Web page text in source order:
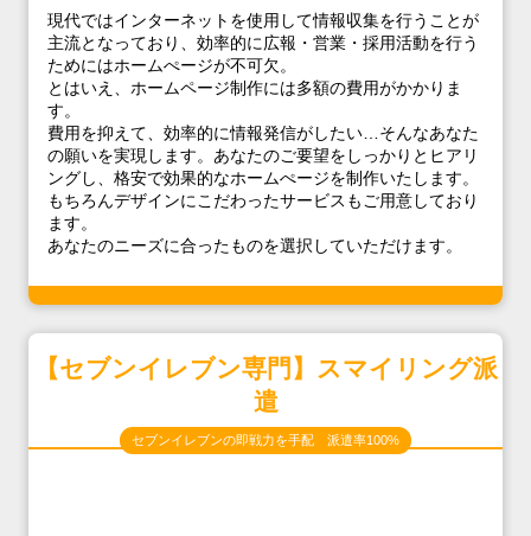
現代ではインターネットを使用して情報収集を行うことが
主流となっており、効率的に広報・営業・採用活動を行う
ためにはホームぺージが不可欠。
とはいえ、ホームページ制作には多額の費用がかかりま
す。
費用を抑えて、効率的に情報発信がしたい…そんなあなた
の願いを実現します。あなたのご要望をしっかりとヒアリ
ングし、格安で効果的なホームぺージを制作いたします。
もちろんデザインにこだわったサービスもご用意しており
ます。
あなたのニーズに合ったものを選択していただけます。
【セブンイレブン専門】スマイリング派
遣
セブンイレブンの即戦力を手配 派遣率100%